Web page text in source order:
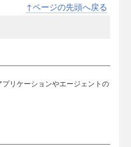
↑ページの先頭へ戻る
リケーションやエージェントの